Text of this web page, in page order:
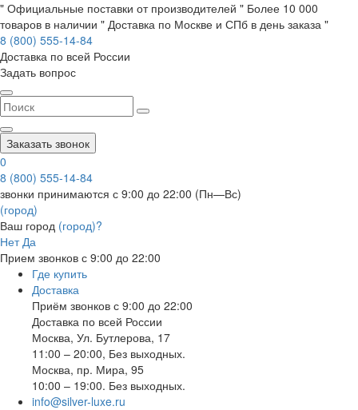
" Официальные поставки от производителей " Более 10 000
товаров в наличии " Доставка по Москве и СПб в день заказа "
8 (800) 555-14-84
Доставка по всей России
Задать вопрос
Заказать звонок
0
8 (800) 555-14-84
звонки принимаются с 9:00 до 22:00 (Пн—Вс)
(город)
Ваш город (город)?
Нет Да
Прием звонков с 9:00 до 22:00
Где купить
Доставка
Приём звонков с 9:00 до 22:00
Доставка по всей России
Москва, Ул. Бутлерова, 17
11:00 – 20:00, Без выходных.
Москва, пр. Мира, 95
10:00 – 19:00. Без выходных.
info@silver-luxe.ru